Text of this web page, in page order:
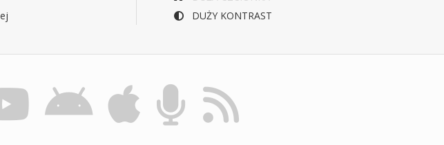
DUŻY KONTRAST